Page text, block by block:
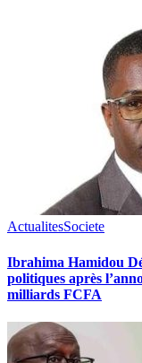
ActualitesSociete
Ibrahima Hamidou
politiques après
milliards FCFA